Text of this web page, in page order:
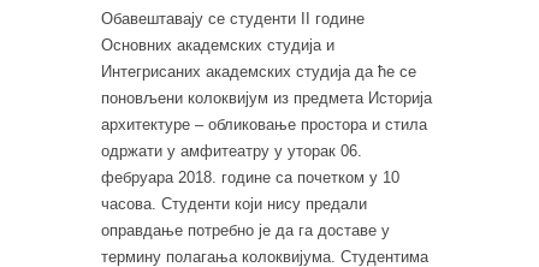
Обавештавају се студенти II године
Основних академских студија и
Интегрисаних академских студија да ће се
поновљени колоквијум из предмета Историја
архитектуре – обликовање простора и стила
одржати у амфитеатру у уторак 06.
фебруара 2018. године са почетком у 10
часова. Студенти који нису предали
оправдање потребно је да га доставе у
термину полагања колоквијума. Студентима